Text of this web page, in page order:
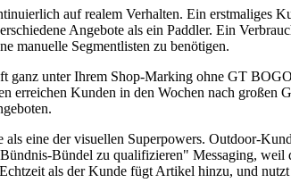
auf realem Verhalten. Ein erstmaliges
Angebote als ein Paddler. Ein
manuelle Segmentlisten zu benötigen.
ganz unter Ihrem Shop-Marking ohne GT
erreichen Kunden in den Wochen nach großen
als eine der visuellen Superpowers. Outdoor-
Bündel zu qualifizieren" Messaging,
als der Kunde fügt Artikel hinzu, und